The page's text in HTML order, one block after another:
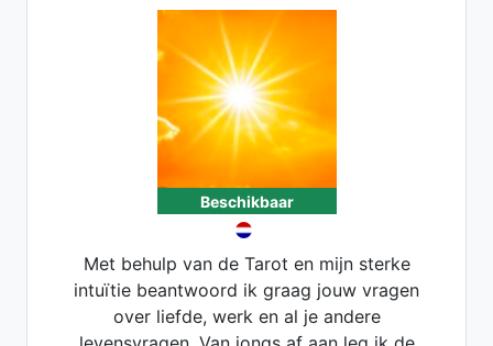
Beschikbaar
Met behulp van de Tarot en mijn sterke
intuïtie beantwoord ik graag jouw vragen
over liefde, werk en al je andere